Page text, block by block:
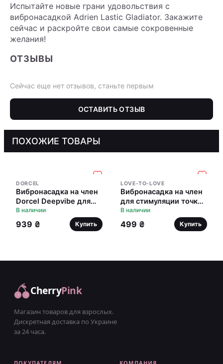
Испытайте новые грани удовольствия с
вибронасадкой Adrien Lastic Gladiator. Закажите
сейчас и раскройте свои самые сокровенные
желания!
ОТЗЫВЫ
Сейчас еще нет отзывов, станьте первым
ОСТАВИТЬ ОТЗЫВ
ПОХОЖИЕ ТОВАРЫ
DORCEL
Вибронасадка на член
Dorcel Deepvibe для
стимуляции точки G
В наличии
939 ₴ Купить
LOVE-TO-LOVE
Вибронасадка на член
для стимуляции точки
G Love To Love G-
LOVER
В наличии
499 ₴ Купить
CherryPink
Магазин товаров для взрослых.
Дискретная доставка по Украине
за 24 часа.